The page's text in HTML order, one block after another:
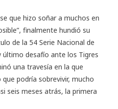
que hizo soñar a muchos en
finalmente hundió su
de la 54 Serie Nacional de
último desafío ante los Tigres
una travesía en la que
podría sobrevivir, mucho
seis meses atrás, la primera